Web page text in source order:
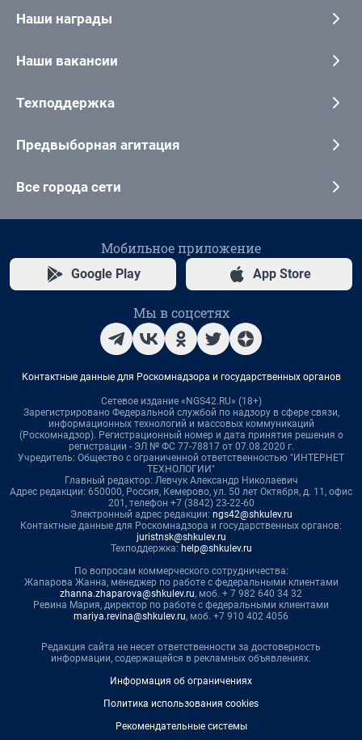
Наши награды
Наши вакансии
Техподдержка
Предвыборная агитация
Все города сети
Мобильное приложение
Google Play App Store
Мы в соцсетях
Контактные данные для Роскомнадзора и государственных органов
Сетевое издание «NGS42.RU» (18+)
Зарегистрировано Федеральной службой по надзору в сфере связи,
информационных технологий и массовых коммуникаций
(Роскомнадзор). Регистрационный номер и дата принятия решения о
регистрации - ЭЛ № ФС 77-78817 от 07.08.2020 г.
Учредитель: Общество с ограниченной ответственностью "ИНТЕРНЕТ
ТЕХНОЛОГИИ"
Главный редактор: Левчук Александр Николаевич
Адрес редакции: 650000, Россия, Кемерово, ул. 50 лет Октября, д. 11, офис
201, телефон +7 (3842) 23-22-60
Электронный адрес редакции: ngs42@shkulev.ru
Контактные данные для Роскомнадзора и государственных органов:
juristnsk@shkulev.ru
Техподдержка: help@shkulev.ru
По вопросам коммерческого сотрудничества:
Жапарова Жанна, менеджер по работе с федеральными клиентами
zhanna.zhaparova@shkulev.ru, моб. + 7 982 640 34 32
Ревина Мария, директор по работе с федеральными клиентами
mariya.revina@shkulev.ru, моб. +7 910 402 4056
Редакция сайта не несет ответственности за достоверность
информации, содержащейся в рекламных объявлениях.
Информация об ограничениях
Политика использования cookies
Рекомендательные системы